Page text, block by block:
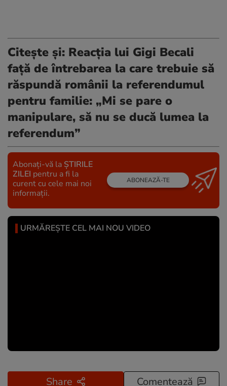
Citește și: Reacția lui Gigi Becali
față de întrebarea la care trebuie să
răspundă românii la referendumul
pentru familie: „Mi se pare o
manipulare, să nu se ducă lumea la
referendum”
Abonați-vă la ȘTIRILE
ZILEI pentru a fi la
curent cu cele mai noi
informații.
ABONEAZĂ-TE
URMĂREȘTE CEL MAI NOU VIDEO
Share Comentează